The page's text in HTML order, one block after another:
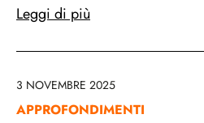
Leggi di più
3 NOVEMBRE 2025
APPROFONDIMENTI